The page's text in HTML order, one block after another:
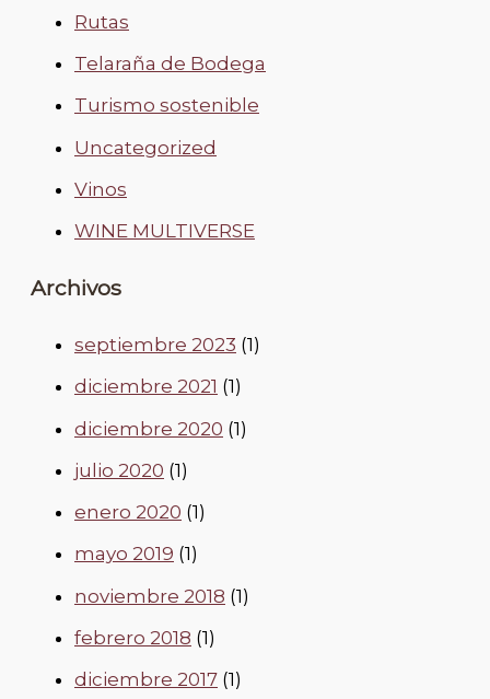
Rutas
Telaraña de Bodega
Turismo sostenible
Uncategorized
Vinos
WINE MULTIVERSE
Archivos
septiembre 2023 (1)
diciembre 2021 (1)
diciembre 2020 (1)
julio 2020 (1)
enero 2020 (1)
mayo 2019 (1)
noviembre 2018 (1)
febrero 2018 (1)
diciembre 2017 (1)